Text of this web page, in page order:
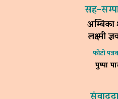
अम्बिका
लक्ष्मी
फोटो
पुष्पा